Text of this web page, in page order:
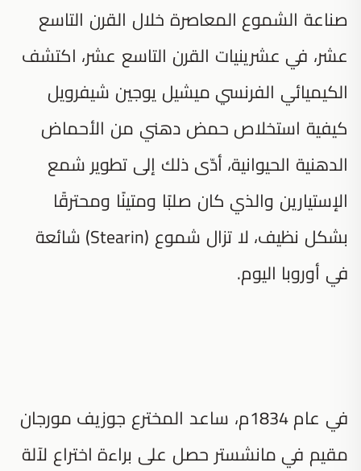
صناعة الشموع المعاصرة خلال القرن التاسع
عشر، في عشرينيات القرن التاسع عشر، اكتشف
الكيميائي الفرنسي ميشيل يوجين شيفرويل
كيفية استخلاص حمض دهني من الأحماض
الدهنية الحيوانية، أدّى ذلك إلى تطوير شمع
الإستيارين والذي كان صلبًا ومتينًا ومحترقًا
بشكل نظيف، لا تزال شموع (Stearin) شائعة
في أوروبا اليوم.
في عام 1834م، ساعد المخترع جوزيف مورجان
مقيم في مانشستر حصل على براءة اختراع لآلة